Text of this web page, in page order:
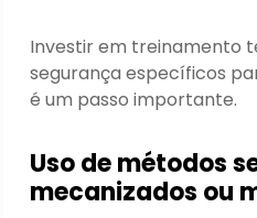
Investir em treinamento
segurança específicos
é um passo importante.
Uso de métodos
mecanizados ou